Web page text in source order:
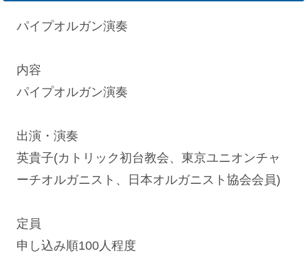
パイプオルガン演奏
内容
パイプオルガン演奏
出演・演奏
英貴子(カトリック初台教会、東京ユニオンチャ
ーチオルガニスト、日本オルガニスト協会会員)
定員
申し込み順100人程度